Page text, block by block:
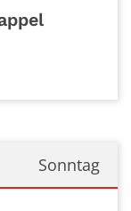
Sonntag